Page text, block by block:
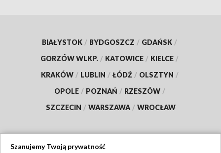
BIAŁYSTOK / BYDGOSZCZ / GDAŃSK /
GORZÓW WLKP. / KATOWICE / KIELCE /
KRAKÓW / LUBLIN / ŁÓDŹ / OLSZTYN /
OPOLE / POZNAŃ / RZESZÓW /
SZCZECIN / WARSZAWA / WROCŁAW
Szanujemy Twoją prywatność